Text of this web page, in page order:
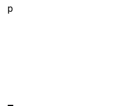
pamato Līna Birzaka –